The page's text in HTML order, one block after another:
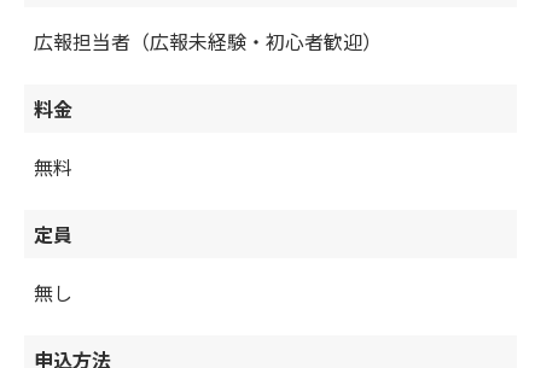
広報担当者（広報未経験・初心者歓迎）
料金
無料
定員
無し
申込方法